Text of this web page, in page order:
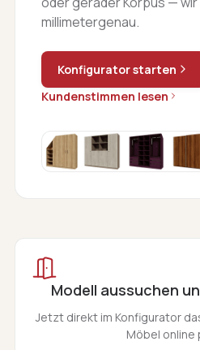
gutem Gewissen weiter.
millimetergenau.
Konfigurator starten
Kundenstimmen lesen
Modell aussuchen
Jetzt direkt im Konfigurator
Möbel online